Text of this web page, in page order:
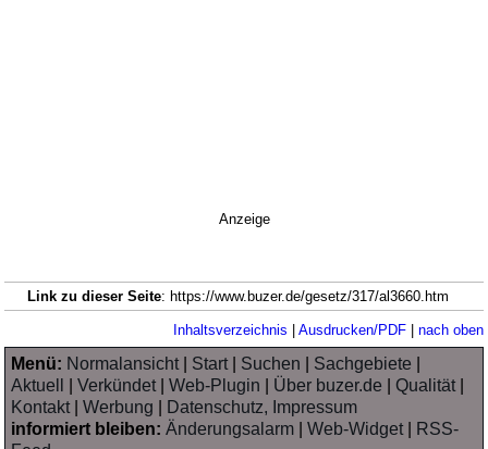
Anzeige
Link zu dieser Seite: https://www.buzer.de/gesetz/317/al3660.htm
Inhaltsverzeichnis | Ausdrucken/PDF| nach oben
Menü: Normalansicht| Start| Suchen Sachgebiete
Aktuell
|Verkündet|Web-Plugin Über buzer.de |Qualität|
Kontakt|Werbung
Datenschutz, Impressum
informiert bleiben: Änderungsalarm |Web-Widget|
RSS-